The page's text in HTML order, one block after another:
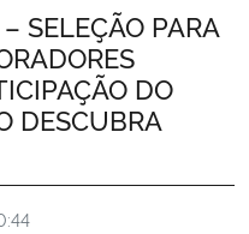
SELEÇÃO PARA
DO
DESCUBRA